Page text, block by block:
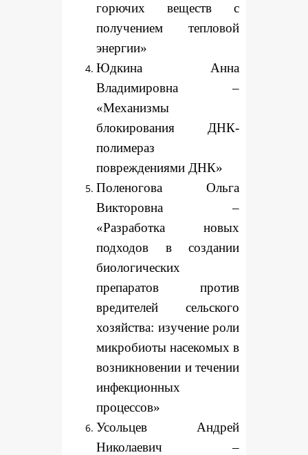
горючих веществ с
получением тепловой
энергии»
Юдкина Анна
Владимировна –
«Механизмы
блокирования ДНК-
полимераз
повреждениями ДНК»
Поленогова Ольга
Викторовна –
«Разработка новых
подходов в создании
биологических
препаратов против
вредителей сельского
хозяйства: изучение роли
микробиоты насекомых в
возникновении и течении
инфекционных
процессов»
Усольцев Андрей
Николаевич –